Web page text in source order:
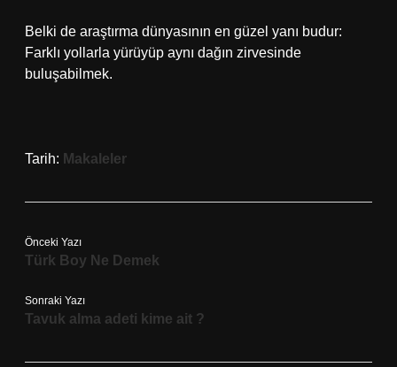
Belki de araştırma dünyasının en güzel yanı budur:
Farklı yollarla yürüyüp aynı dağın zirvesinde
buluşabilmek.
Tarih: Makaleler
Önceki Yazı
Türk Boy Ne Demek
Sonraki Yazı
Tavuk alma adeti kime ait ?